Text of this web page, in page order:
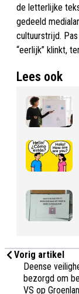
de letterlijke
gedeeld
cultuurstrijd.
“eerlijk” klinkt,
Lees ook
Vorig artikel
Deense
bezorgd om
VS op